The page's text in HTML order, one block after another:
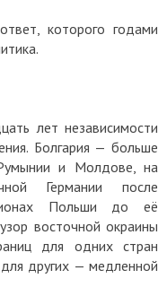
которого годами
лет независимости
Болгария — больше
и Молдове, на
Германии после
Польши до её
восточной окраины
для одних стран
других — медленной